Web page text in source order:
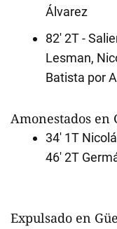
Álvarez
82' 2T -
Lesman,
Batista por
Amonestados en
34' 1T
46' 2T
Expulsado en